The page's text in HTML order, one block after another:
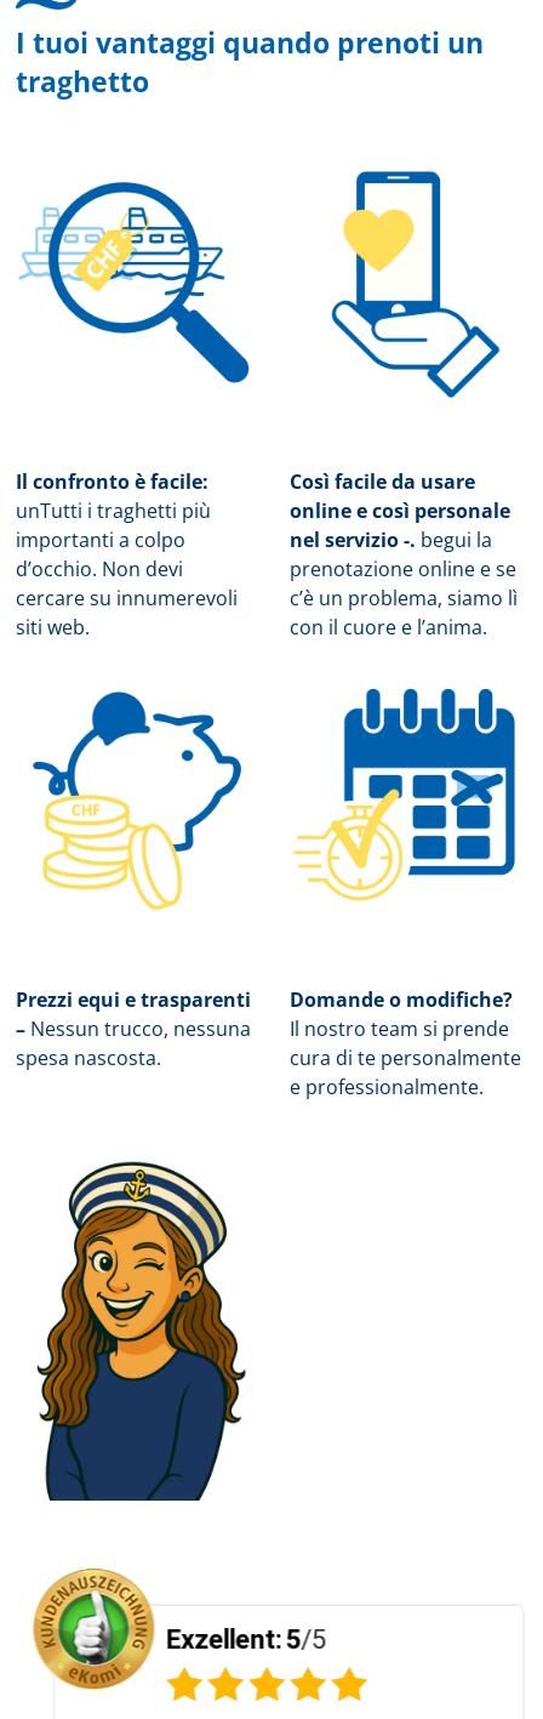
I tuoi vantaggi quando prenoti un
traghetto
Il confronto è facile:
unTutti i traghetti più
importanti a colpo
d’occhio. Non devi
cercare su innumerevoli
siti web.
Così facile da usare
online e così personale
nel servizio -. begui la
prenotazione online e se
c’è un problema, siamo lì
con il cuore e l’anima.
Prezzi equi e trasparenti
– Nessun trucco, nessuna
spesa nascosta.
Domande o modifiche?
Il nostro team si prende
cura di te personalmente
e professionalmente.
Exzellent:5/5